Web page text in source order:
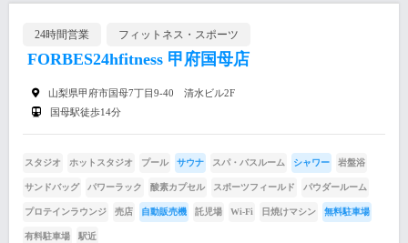
24時間営業 フィットネス・スポーツ
FORBES24hfitness 甲府国母店
山梨県甲府市国母7丁目9-40 清水ビル2F
国母駅徒歩14分
スタジオ ホットスタジオ プール サウナ スパ・バスルーム シャワー 岩盤浴
サンドバッグ パワーラック 酸素カプセル スポーツフィールド パウダールーム
プロテインラウンジ 売店 自動販売機 託児場 Wi-Fi 日焼けマシン 無料駐車場
有料駐車場 駅近